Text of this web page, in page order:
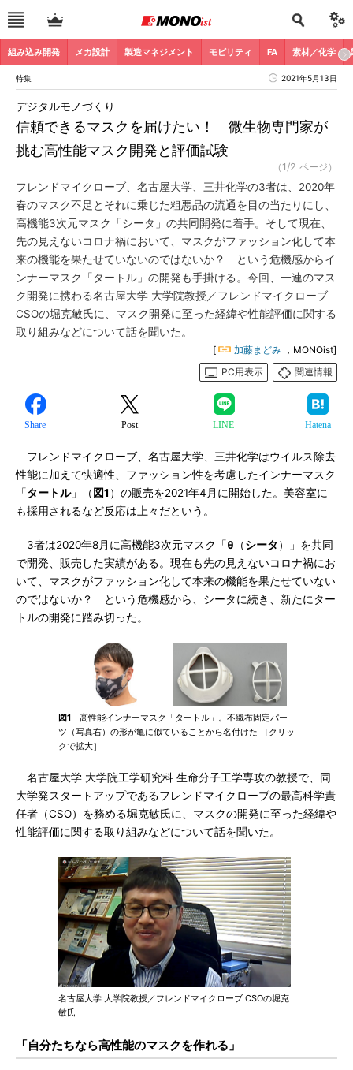
組み込み開発 メカ設計 製造マネジメント モビリティ FA 素材／化学
特集 2021年5月13日
信頼できるマスクを届けたい！ 微生物専門家が
挑む高性能マスク開発と評価試験
デジタルモノづくり
（1/2 ページ）
フレンドマイクローブ、名古屋大学、三井化学の3者は、2020年
春のマスク不足とそれに乗じた粗悪品の流通を目の当たりにし、
高機能3次元マスク「シータ」の共同開発に着手。そして現在、
先の見えないコロナ禍において、マスクがファッション化して本
来の機能を果たせていないのではないか？ という危機感からイ
ンナーマスク「タートル」の開発も手掛ける。今回、一連のマス
ク開発に携わる名古屋大学 大学院教授／フレンドマイクローブ
CSOの堀克敏氏に、マスク開発に至った経緯や性能評価に関する
取り組みなどについて話を聞いた。
[ 加藤まどみ ，MONOist]
PC用表示
関連情報
Share Post LINE Hatena
フレンドマイクローブ、名古屋大学、三井化学はウイルス除去
性能に加えて快適性、ファッション性を考慮したインナーマスク
「タートル」（ 図1 ）の販売を2021年4月に開始した。美容室に
も採用されるなど反応は上々だという。
3者は2020年8月に高機能3次元マスク「θ （シータ ）」を共同
で開発、販売した実績がある。現在も先の見えないコロナ禍にお
いて、マスクがファッション化して本来の機能を果たせていない
のではないか？ という危機感から、シータに続き、新たにター
トルの開発に踏み切った。
図1 高性能インナーマスク「タートル」。不織布固定パー
ツ（写真右）の形が亀に似ていることから名付けた ［クリッ
クで拡大］
名古屋大学 大学院工学研究科 生命分子工学専攻の教授で、同
大学発スタートアップであるフレンドマイクローブの最高科学責
任者（CSO）を務める堀克敏氏に、マスクの開発に至った経緯や
性能評価に関する取り組みなどについて話を聞いた。
名古屋大学 大学院教授／フレンドマイクローブ CSOの堀克
敏氏
「自分たちなら高性能のマスクを作れる」